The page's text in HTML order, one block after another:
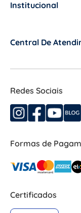
Institucional
Central De
Redes Sociais
Formas de
Certificados